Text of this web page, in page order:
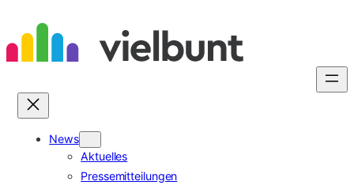
Inhalt
springen
News
Aktuelles
Pressemitteilungen